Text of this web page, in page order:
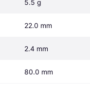
5.5 g
22.0 mm
2.4 mm
80.0 mm